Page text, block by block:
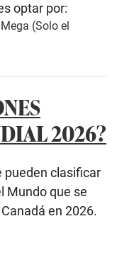
optar por:
(Solo el
2026?
pueden clasificar
Mundo que se
en 2026.